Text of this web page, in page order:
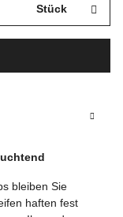
Stück
bleiben Sie
haften fest